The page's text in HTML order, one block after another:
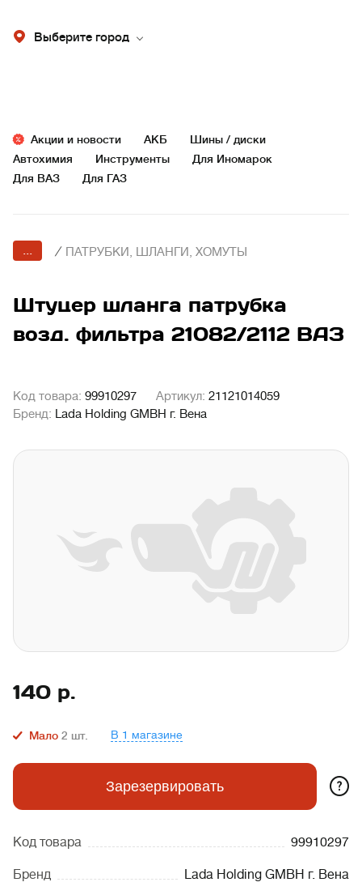
Выберите город
Акции и новости АКБ
Шины / диски
Автохимия
Инструменты
Для Иномарок
Для ВАЗ
Для ГАЗ
... / ПАТРУБКИ, ШЛАНГИ, ХОМУТЫ
Штуцер шланга патрубка
возд. фильтра 21082/2112 ВАЗ
Код товара: 99910297 Артикул: 21121014059
Бренд: Lada Holding GMBH г. Вена
140 р.
Мало 2 шт. В 1 магазине
Зарезервировать ?
Код товара 99910297
Бренд Lada Holding GMBH г. Вена